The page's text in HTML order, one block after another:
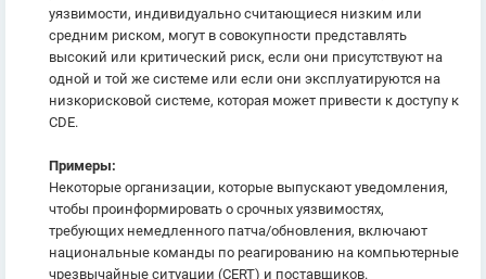
уязвимости, индивидуально считающиеся низким или
средним риском, могут в совокупности представлять
высокий или критический риск, если они присутствуют на
одной и той же системе или если они эксплуатируются на
низкорисковой системе, которая может привести к доступу к
CDE.
Примеры:
Некоторые организации, которые выпускают уведомления,
чтобы проинформировать о срочных уязвимостях,
требующих немедленного патча/обновления, включают
национальные команды по реагированию на компьютерные
чрезвычайные ситуации (CERT) и поставщиков.